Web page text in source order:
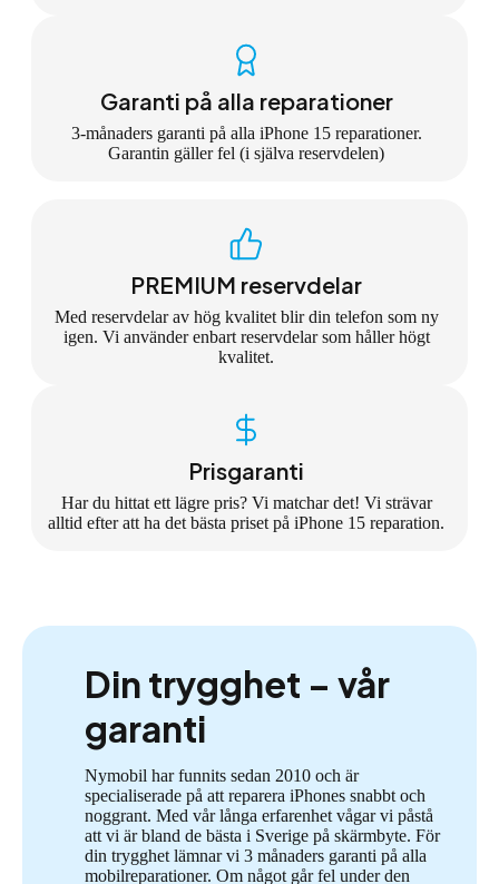
Garanti på alla reparationer
3-månaders garanti på alla iPhone 15 reparationer.
Garantin gäller fel (i själva reservdelen)
PREMIUM reservdelar
Med reservdelar av hög kvalitet blir din telefon som ny
igen. Vi använder enbart reservdelar som håller högt
kvalitet.
Prisgaranti
Har du hittat ett lägre pris? Vi matchar det! Vi strävar
alltid efter att ha det bästa priset på iPhone 15 reparation.
Din trygghet – vår
garanti
Nymobil har funnits sedan 2010 och är
specialiserade på att reparera iPhones snabbt och
noggrant. Med vår långa erfarenhet vågar vi påstå
att vi är bland de bästa i Sverige på skärmbyte. För
din trygghet lämnar vi 3 månaders garanti på alla
mobilreparationer. Om något går fel under den